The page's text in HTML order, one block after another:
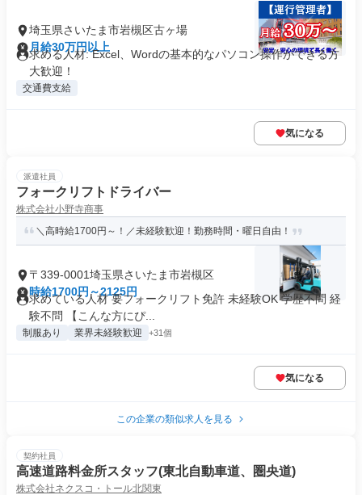
埼玉県さいたま市岩槻区古ヶ場
月給30万円以上
求める人材: Excel、Wordの基本的なパソコン操作ができる方
大歓迎！
交通費支給
気になる
派遣社員
フォークリフトドライバー
株式会社小野寺商事
＼高時給1700円～！／未経験歓迎！勤務時間・曜日自由！
〒339-0001埼玉県さいたま市岩槻区
時給1700円～2125円
求めている人材 要フォークリフト免許 未経験OK 学歴不問 経
験不問 【こんな方にぴ...
制服あり 業界未経験歓迎 +31個
気になる
この企業の類似求人を見る
契約社員
高速道路料金所スタッフ(東北自動車道、圏央道)
株式会社ネクスコ・トール北関東